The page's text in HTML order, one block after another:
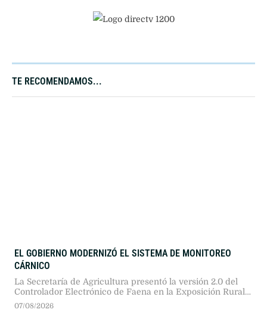
TE RECOMENDAMOS...
EL GOBIERNO MODERNIZÓ EL SISTEMA DE MONITOREO
CÁRNICO
La Secretaría de Agricultura presentó la versión 2.0 del
Controlador Electrónico de Faena en la Exposición Rural
2026. Tras una prueba piloto en doce plantas, proyectan
07/08/2026